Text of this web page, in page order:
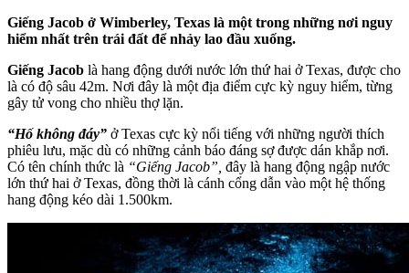
Giếng Jacob ở Wimberley, Texas là một trong những nơi nguy
hiểm nhất trên trái đất để nhảy lao đầu xuống.
Giếng Jacob là hang động dưới nước lớn thứ hai ở Texas, được cho
là có độ sâu 42m. Nơi đây là một địa điểm cực kỳ nguy hiểm, từng
gây tử vong cho nhiều thợ lặn.
“Hố không đáy” ở Texas cực kỳ nổi tiếng với những người thích
phiêu lưu, mặc dù có những cảnh báo đáng sợ được dán khắp nơi.
Có tên chính thức là “Giếng Jacob”, đây là hang động ngập nước
lớn thứ hai ở Texas, đồng thời là cánh cổng dẫn vào một hệ thống
hang động kéo dài 1.500km.